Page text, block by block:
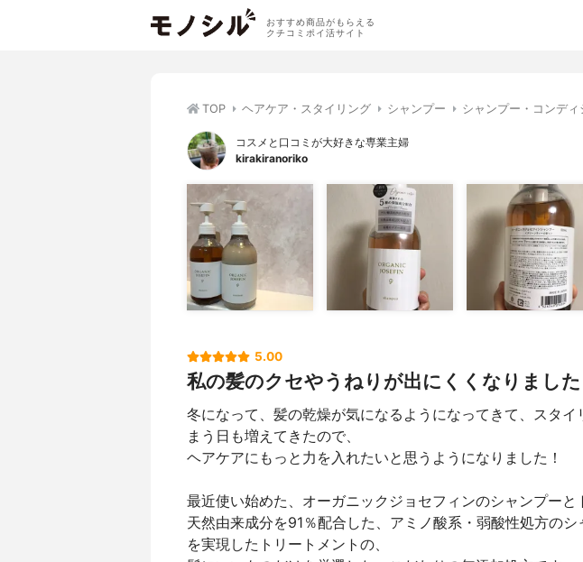
おすすめ商品がもらえる
クチコミポイ活サイト
TOP ヘアケア・スタイリング シャンプー シャンプー・コンディ
コスメと口コミが大好きな専業主婦
kirakiranoriko
5.00
私の髪のクセやうねりが出にくくなりました
冬になって、髪の乾燥が気になるようになってきて、スタイ
まう日も増えてきたので、
ヘアケアにもっと力を入れたいと思うようになりました！
最近使い始めた、オーガニックジョセフィンのシャンプーと
天然由来成分を91％配合した、アミノ酸系・弱酸性処方の
を実現したトリートメントの、